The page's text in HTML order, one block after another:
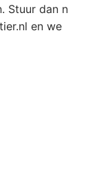
Stuur dan n
en we